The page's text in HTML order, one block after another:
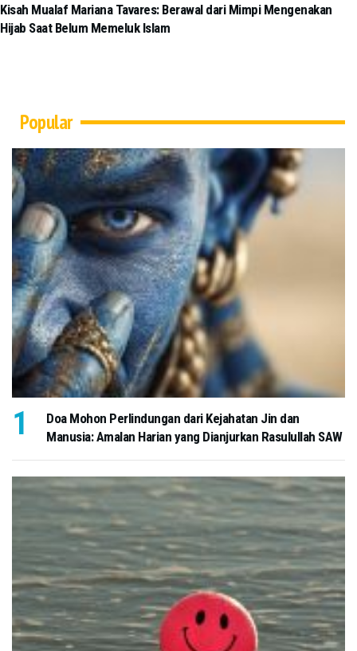
Kisah Mualaf Mariana Tavares: Berawal dari Mimpi Mengenakan
Hijab Saat Belum Memeluk Islam
Popular
Doa Mohon Perlindungan dari Kejahatan Jin dan
Manusia: Amalan Harian yang Dianjurkan Rasulullah SAW